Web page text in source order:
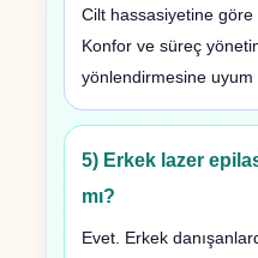
Cilt hassasiyetine göre
Konfor ve süreç
yönlendirmesine uyum
5) Erkek lazer
mı?
Evet. Erkek